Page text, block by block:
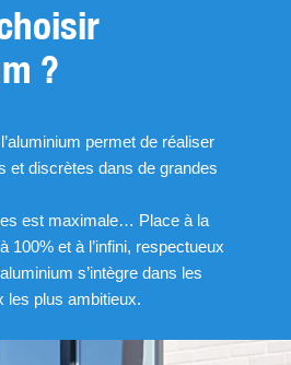
?
permet de réaliser
et discrètes dans de grandes
est maximale… Place à la
100% et à l’infini, respectueux
s’intègre dans les
les plus ambitieux.